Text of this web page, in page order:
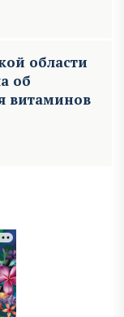
области
об
витаминов